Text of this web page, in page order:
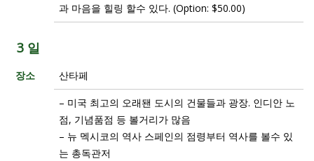
과 마음을 힐링 할수 있다. (Option: $50.00)
3 일
장소 산타페
– 미국 최고의 오래됀 도시의 건물들과 광장. 인디안 노
점, 기념품점 등 볼거리가 많음
– 뉴 멕시코의 역사 스페인의 점령부터 역사를 볼수 있
는 총독관저